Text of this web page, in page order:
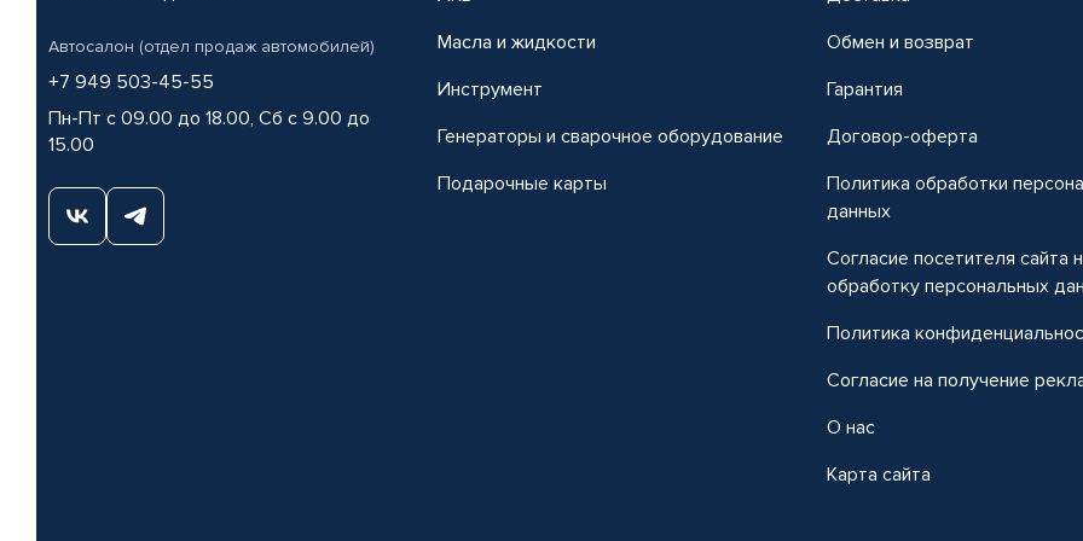
Автосалон (отдел продаж автомобилей)
+7 949 503-45-55
Пн-Пт с 09.00 до 18.00, Сб с 9.00 до
15.00
Масла и жидкости
Инструмент
Генераторы и сварочное оборудование
Подарочные карты
Обмен и возврат
Гарантия
Договор-оферта
Политика обработки
данных
Согласие посетителя сайта
обработку персональных
Политика
Согласие на получение
О нас
Карта сайта